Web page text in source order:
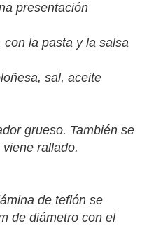
presentación
con la pasta y la salsa
sal, aceite
grueso. También se
rallado.
de teflón se
de diámetro con el